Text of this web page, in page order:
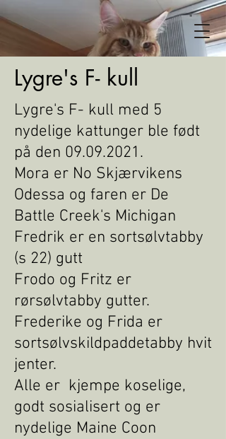
Lygre's F- kull
Lygre's F- kull med 5
nydelige kattunger ble født
på den 09.09.2021.
Mora er No Skjærvikens
Odessa og faren er De
Battle Creek's Michigan
Fredrik er en sortsølvtabby
(s 22) gutt
Frodo og Fritz er
rørsølvtabby gutter.
Frederike og Frida er
sortsølvskildpaddetabby hvit
jenter.
Alle er kjempe koselige,
godt sosialisert og er
nydelige Maine Coon